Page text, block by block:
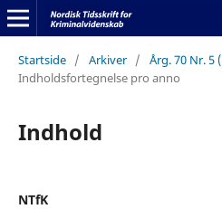
Startside / Arkiver / Årg. 70 Nr. 5
Indholdsfortegnelse pro anno
Indhold
NTfK